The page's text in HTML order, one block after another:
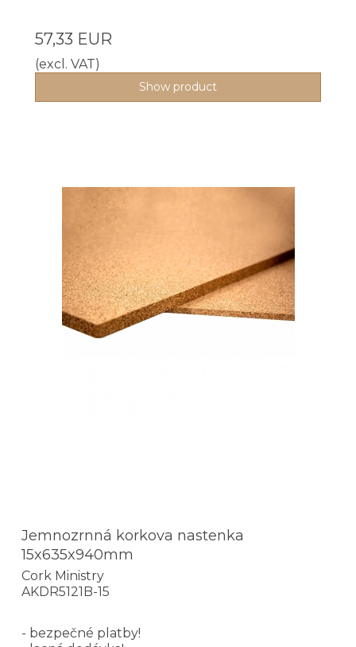
57,33 EUR
(excl. VAT)
Show product
Jemnozrnná korkova nastenka
15x635x940mm
Cork Ministry
AKDR5121B-15
- bezpečné platby!